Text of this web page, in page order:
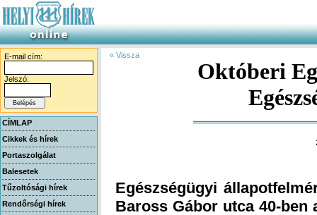
E-mail cím:
Jelszó:
CÍMLAP
Cikkek és hírek
Portaszolgálat
Balesetek
Tűzoltósági hírek
Rendőrségi hírek
« Vissza
Októberi
Egészségügyi
Baross Gábor utca 40-ben